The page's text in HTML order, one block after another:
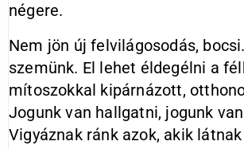
négere.
Nem jön új felvilágosodás,
szemünk. El lehet éldegélni a
mítoszokkal kipárnázott,
Jogunk van hallgatni, jogunk
Vigyáznak ránk azok, akik